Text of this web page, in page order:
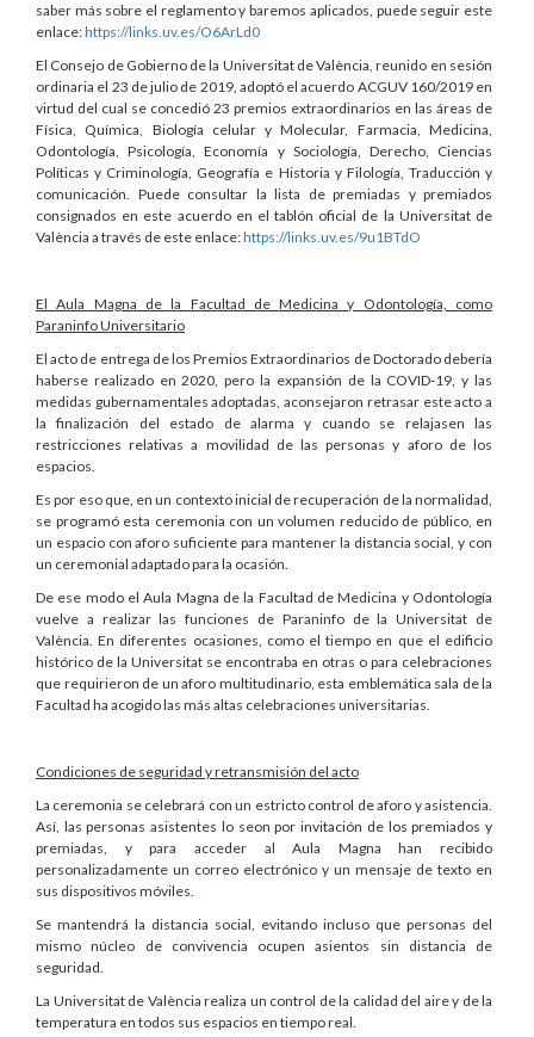
saber más sobre el reglamento y baremos aplicados, puede seguir este
enlace:https://links.uv.es/O6ArLd0
El Consejo de Gobierno de la Universitat de València, reunido en sesión
ordinaria el 23 de julio de 2019, adoptó el acuerdo ACGUV 160/2019 en
virtud del cual se concedió 23 premios extraordinarios en las áreas de
Física, Química, Biología celular y Molecular, Farmacia, Medicina,
Odontología, Psicología, Economía y Sociología, Derecho, Ciencias
Políticas y Criminología, Geografía e Historia y Filología, Traducción y
comunicación. Puede consultar la lista de premiadas y premiados
consignados en este acuerdo en el tablón oficial de la Universitat de
València a través de este enlace:https://links.uv.es/9u1BTdO
El Aula Magna de la Facultad de Medicina y Odontología, como
Paraninfo Universitario
El acto de entrega de los Premios Extraordinarios de Doctorado debería
haberse realizado en 2020, pero la expansión de la COVID-19, y las
medidas gubernamentales adoptadas, aconsejaron retrasar este acto a
la finalización del estado de alarma y cuando se relajasen las
restricciones relativas a movilidad de las personas y aforo de los
espacios.
Es por eso que, en un contexto inicial de recuperación de la normalidad,
se programó esta ceremonia con un volumen reducido de público, en
un espacio con aforo suficiente para mantener la distancia social, y con
un ceremonial adaptado para la ocasión.
De ese modo el Aula Magna de la Facultad de Medicina y Odontología
vuelve a realizar las funciones de Paraninfo de la Universitat de
València. En diferentes ocasiones, como el tiempo en que el edificio
histórico de la Universitat se encontraba en otras o para celebraciones
que requirieron de un aforo multitudinario, esta emblemática sala de la
Facultad ha acogido las más altas celebraciones universitarias.
Condiciones de seguridad y retransmisión del acto
La ceremonia se celebrará con un estricto control de aforo y asistencia.
Así, las personas asistentes lo seon por invitación de los premiados y
premiadas, y para acceder al Aula Magna han recibido
personalizadamente un correo electrónico y un mensaje de texto en
sus dispositivos móviles.
Se mantendrá la distancia social, evitando incluso que personas del
mismo núcleo de convivencia ocupen asientos sin distancia de
seguridad.
La Universitat de València realiza un control de la calidad del aire y de la
temperatura en todos sus espacios en tiempo real.